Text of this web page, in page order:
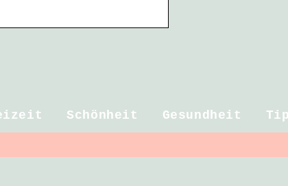
Schönheit Gesundheit